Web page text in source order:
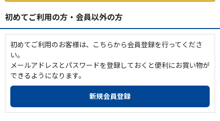
初めてご利用の方・会員以外の方
初めてご利用のお客様は、こちらから会員登録を行ってくださ
い。
メールアドレスとパスワードを登録しておくと便利にお買い物が
できるようになります。